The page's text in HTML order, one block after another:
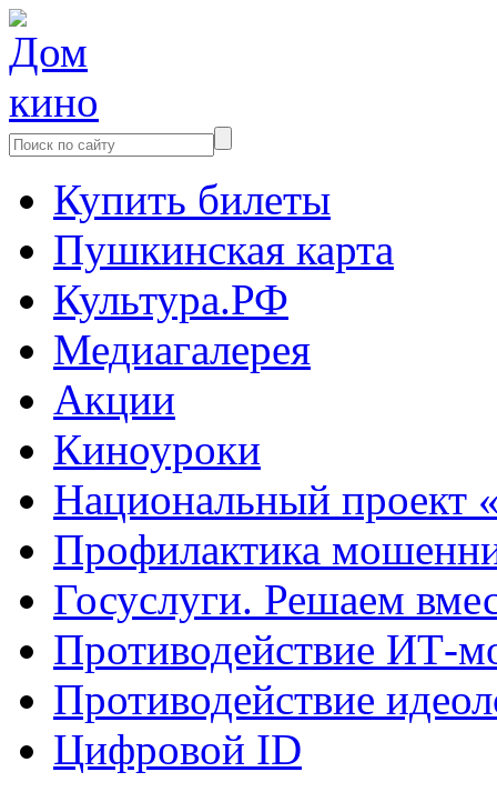
Купить билеты
Пушкинская карта
Культура.РФ
Медиагалерея
Акции
Киноуроки
Национальный проект
Профилактика
Госуслуги. Решаем
Противодействие ИТ-
Противодействие
Цифровой ID